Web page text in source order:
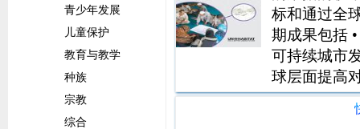
青少年发展
儿童保护
教育与教学
种族
宗教
综合
标和通过全
期成果包括
可持续城市
球层面提高
势的监测 2
2S Gender